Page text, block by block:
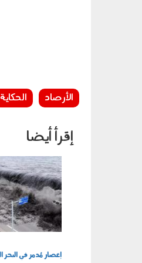
الأرصاد الحكاية
إقرأ أيضا
0207004.jpg
إعصار مُدمر في البحر